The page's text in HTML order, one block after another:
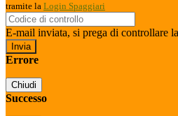
tramite la Login Spaggiari
E-mail inviata, si prega di controllare
Errore
Chiudi
Successo